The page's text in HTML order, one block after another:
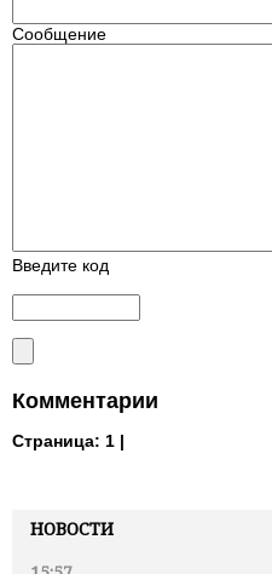
НОВОСТИ
Сообщение
Введите код
Комментарии
Страница: 1 |